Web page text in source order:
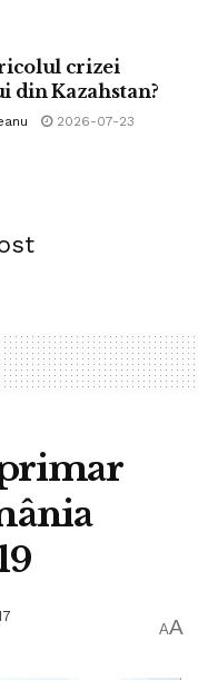
crizei
din Kazahstan?
2026-07-23
AA